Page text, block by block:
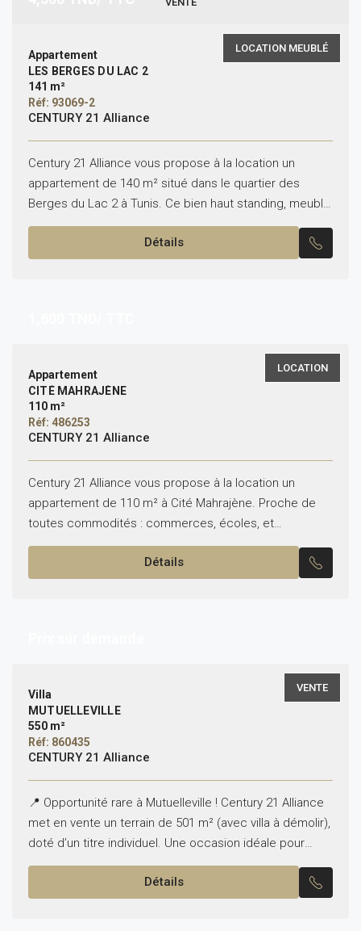
LOCATION MEUBLÉ
Appartement
LES BERGES DU LAC 2
141 m²
Réf: 93069-2
CENTURY 21 Alliance
Century 21 Alliance vous propose à la location un
appartement de 140 m² situé dans le quartier des
Berges du Lac 2 à Tunis. Ce bien haut standing, meublé
avec soin, se...
Détails
LOCATION
Appartement
CITÉ MAHRAJÈNE
110 m²
Réf: 486253
CENTURY 21 Alliance
Century 21 Alliance vous propose à la location un
appartement de 110 m² à Cité Mahrajène. Proche de
toutes commodités : commerces, écoles, et
transports en commun sont accessibles à pied en...
Détails
VENTE
Villa
MUTUELLEVILLE
550 m²
Réf: 860435
CENTURY 21 Alliance
📍 Opportunité rare à Mutuelleville ! Century 21 Alliance
met en vente un terrain de 501 m² (avec villa à démolir),
doté d’un titre individuel. Une occasion idéale pour
concrétiser votre projet...
Détails